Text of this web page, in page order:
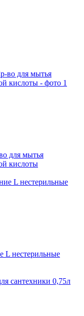
для мытья
кислоты
L нестерильные